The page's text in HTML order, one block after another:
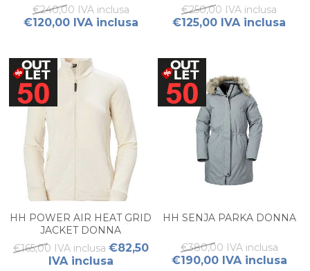
€240,00 IVA inclusa
€120,00 IVA inclusa
€250,00 IVA inclusa
€125,00 IVA inclusa
HH POWER AIR HEAT GRID
JACKET DONNA
€165,00 IVA inclusa €82,50
IVA inclusa
HH SENJA PARKA DONNA
€380,00 IVA inclusa
€190,00 IVA inclusa